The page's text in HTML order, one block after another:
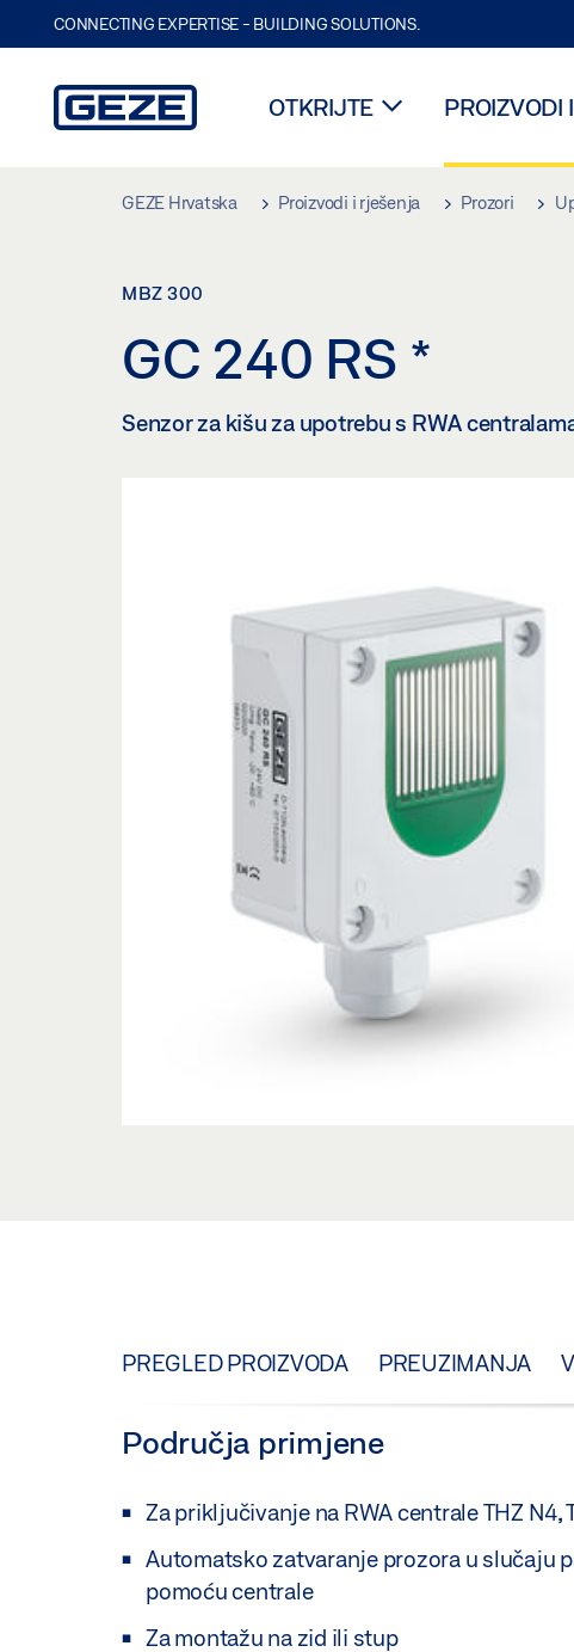
CONNECTING EXPERTISE - BUILDING SOLUTIONS.
OTKRIJTE PROIZVODI
GEZE Hrvatska Proizvodi i rješenja Prozori
MBZ 300
GC 240 RS *
Senzor za kišu za upotrebu s RWA
PREGLED PROIZVODA PREUZIMANJA
Područja primjene
Za priključivanje na RWA centrale THZ N4,
Automatsko zatvaranje prozora u slučaju
pomoću centrale
Za montažu na zid ili stup